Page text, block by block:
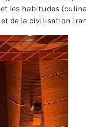
les habitudes
de la civilisation